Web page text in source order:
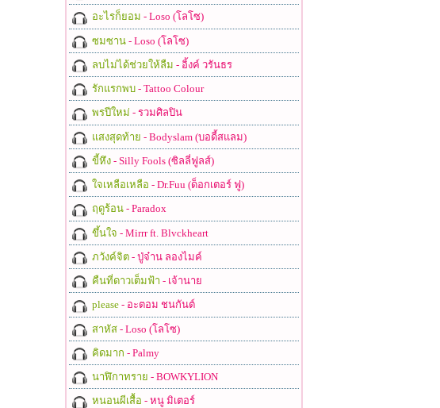
อะไรก็ยอม - Loso (โลโซ)
ซมซาน- Loso (โลโซ)
ลบไม่ได้ช่วยให้ลืม - อิ้งค์ วรันธร
รักแรกพบ- Tattoo Colour
พรปีใหม่ - รวมศิลปิน
แสงสุดท้าย - Bodyslam (บอดี้สแลม)
ขี้หึง- Silly Fools (ซิลลี่ฟูลส์)
ใจเหลือเหลือ - Dr.Fuu (ด็อกเตอร์ ฟู)
ฤดูร้อน- Paradox
ขึ้นใจ - Mirrr ft. Blvckheart
ภวังค์จิต- ปู่จ๋าน ลองไมค์
คืนที่ดาวเต็มฟ้า - เจ้านาย
please- อะตอม ชนกันต์
สาหัส- Loso (โลโซ)
คิดมาก - Palmy
นาฬิกาทราย - BOWKYLION
หนอนผีเสื้อ - หนู มิเตอร์